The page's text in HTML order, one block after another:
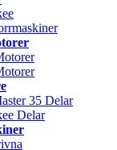
35 Delar
Delar